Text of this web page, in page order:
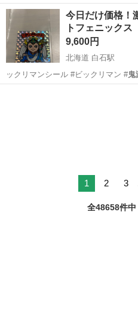
日128日★クリーンルーム内作業★マ
★就業先食堂利用可！日払い制度あり！
工場のお仕事 ◇コネクタ製造工...
茨城 常陸大宮市 静駅
今日だけ価格
トフェニック
9,600円
北海道 白石駅
ックリマンシール #ビックリマン #鬼
ローズ #…
1 2 3
全48658件